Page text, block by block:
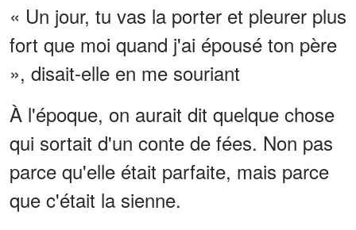
« Un jour, tu vas la porter et pleurer plus
fort que moi quand j'ai épousé ton père
», disait-elle en me souriant
À l'époque, on aurait dit quelque chose
qui sortait d'un conte de fées. Non pas
parce qu'elle était parfaite, mais parce
que c'était la sienne.